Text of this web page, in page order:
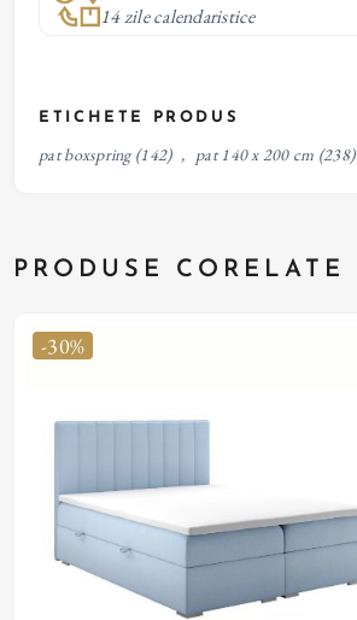
14 zile calendaristice
ETICHETE PRODUS
pat boxspring (142) , pat 140 x 200 cm (238)
PRODUSE CORELATE
-30%